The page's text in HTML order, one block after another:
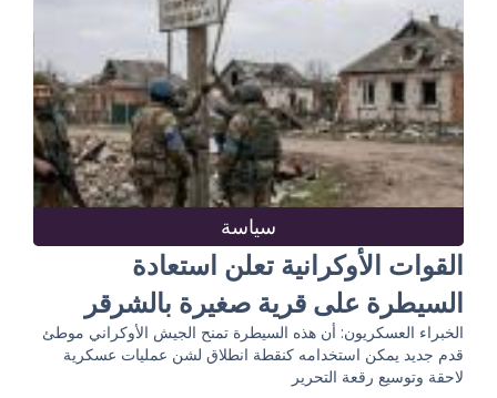
سياسة
القوات الأوكرانية تعلن استعادة
السيطرة على قرية صغيرة بالشرقر
الخبراء العسكريون: أن هذه السيطرة تمنح الجيش الأوكراني موطئ
قدم جديد يمكن استخدامه كنقطة انطلاق لشن عمليات عسكرية
لاحقة وتوسيع رقعة التحرير